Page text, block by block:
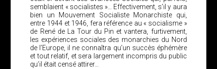
semblaient « socialistes »… Effectivement, s’il y aura
bien un Mouvement Socialiste Monarchiste qui,
entre 1944 et 1946, fera référence au « socialisme »
de René de La Tour du Pin et vantera, furtivement,
les expériences sociales des monarchies du Nord
de l’Europe, il ne connaîtra qu’un succès éphémère
et tout relatif, et sera largement incompris du public
qu’il était censé attirer…